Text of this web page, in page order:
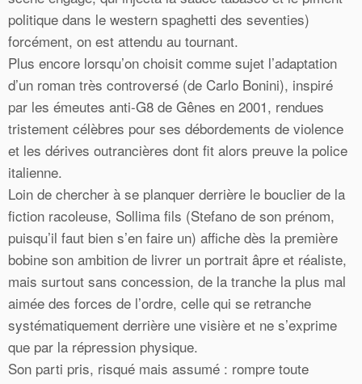
politique dans le western spaghetti des seventies)
forcément, on est attendu au tournant.
Plus encore lorsqu’on choisit comme sujet l’adaptation
d’un roman très controversé (de Carlo Bonini), inspiré
par les émeutes anti-G8 de Gênes en 2001, rendues
tristement célèbres pour ses débordements de violence
et les dérives outrancières dont fit alors preuve la police
italienne.
Loin de chercher à se planquer derrière le bouclier de la
fiction racoleuse, Sollima fils (Stefano de son prénom,
puisqu’il faut bien s’en faire un) affiche dès la première
bobine son ambition de livrer un portrait âpre et réaliste,
mais surtout sans concession, de la tranche la plus mal
aimée des forces de l’ordre, celle qui se retranche
systématiquement derrière une visière et ne s’exprime
que par la répression physique.
Son parti pris, risqué mais assumé : rompre toute